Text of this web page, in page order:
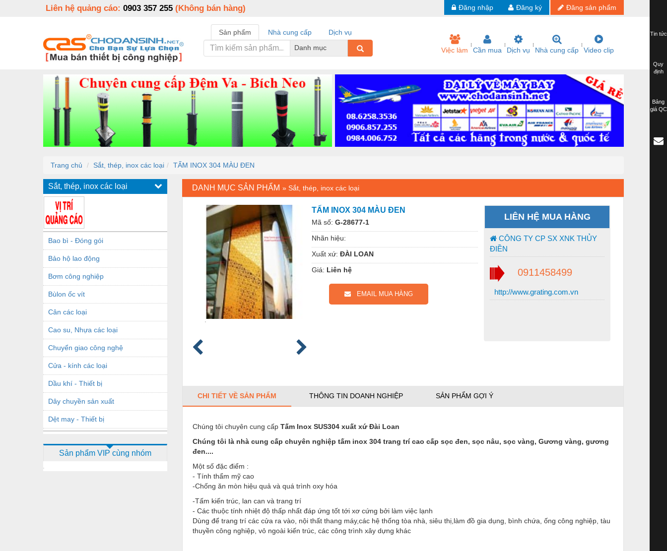
Liên hệ quảng cáo: 0903 357 255 (Không bán hàng) Đăng sản phẩm
Đăng ký
Đăng nhập
Sản phẩm Nhà cung cấp
Dịch vụ
Danh mục
Việc làm Cần mua Dịch vụ Nhà cung cấp Video clip
Trang chủ Sắt, thép, inox các loại TẤM INOX 304 MÀU ĐEN
Sắt, thép, inox các loại
Bao bì - Đóng gói
Bảo hộ lao động
Bơm công nghiệp
Bùlon ốc vít
Cân các loại
Cao su, Nhựa các loại
Chuyển giao công nghệ
Cửa - kính các loại
Dầu khí - Thiết bị
Dây chuyền sản xuất
Dệt may - Thiết bị
Dịch vụ - Thi công
Sản phẩm VIP cùng nhóm
DANH MỤC SẢN PHẨM » Sắt, thép, inox các loại
TẤM INOX 304 MÀU ĐEN
Mã số: G-28677-1
Nhãn hiệu:
Xuất xứ: ĐÀI LOAN
Giá: Liên hệ
EMAIL MUA HÀNG
LIÊN HỆ MUA HÀNG
CÔNG TY CP SX XNK THỦY
ĐIỀN
0911458499
http://www.grating.com.vn
CHI TIẾT VỀ SẢN PHẨM THÔNG TIN DOANH NGHIỆP SẢN PHẨM GỢI Ý
Chúng tôi chuyên cung cấp Tấm Inox SUS304 xuất xứ Đài Loan
Chúng tôi là nhà cung cấp chuyên nghiệp tấm inox 304 trang trí cao cấp sọc đen, sọc nâu, sọc vàng, Gương vàng, gương
đen....
Một số đặc điểm :
- Tính thẩm mỹ cao
-Chống ăn mòn hiệu quả và quá trình oxy hóa
-Tấm kiến ​​trúc, lan can và trang trí
- Các thuộc tính nhiệt độ thấp nhất đáp ứng tốt tới xơ cứng bởi làm việc lạnh
Dùng để trang trí các cửa ra vào, nội thất thang máy,các hệ thống tòa nhà, siêu thị,làm đồ gia dụng, bình chứa, ống công nghiệp, tàu
thuyền công nghiệp, vỏ ngoài kiến trúc, các công trình xây dựng khác
Tin tức
Quy
định
Bảng
giá QC